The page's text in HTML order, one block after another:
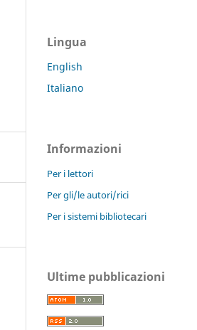
Lingua
English
Italiano
Informazioni
Per i lettori
Per gli/le autori/rici
Per i sistemi bibliotecari
Ultime pubblicazioni